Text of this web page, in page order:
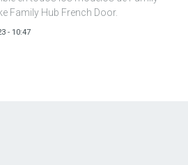
Family Hub French Door.
- 10:47